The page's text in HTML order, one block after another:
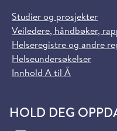
Studier og prosjekter
Veiledere, håndbøker,
Helseregistre og andre
Helseundersøkelser
Innhold A til Å
HOLD DEG